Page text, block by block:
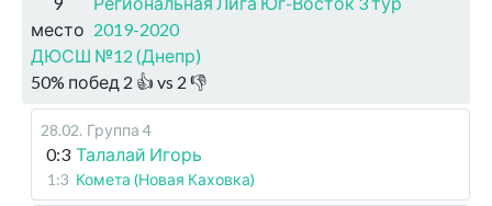
место 2019-2020
ДЮСШ №12 (Днепр)
50% побед 2 👍 vs 2 👎
28.02. Группа 4
0:3 Талалай Игорь
1:3 Комета (Новая Каховка)